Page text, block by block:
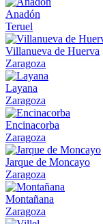
Anadón
Teruel
Villanueva de Huerva
Zaragoza
Layana
Zaragoza
Encinacorba
Zaragoza
Jarque de Moncayo
Zaragoza
Montañana
Zaragoza